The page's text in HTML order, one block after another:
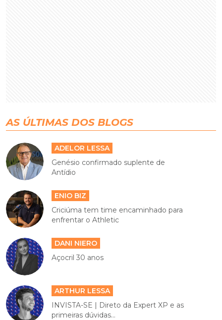
AS ÚLTIMAS DOS BLOGS
ADELOR LESSA
Genésio confirmado suplente de
Antídio
ENIO BIZ
Criciúma tem time encaminhado para
enfrentar o Athletic
DANI NIERO
Açocril 30 anos
ARTHUR LESSA
INVISTA-SE | Direto da Expert XP e as
primeiras dúvidas...